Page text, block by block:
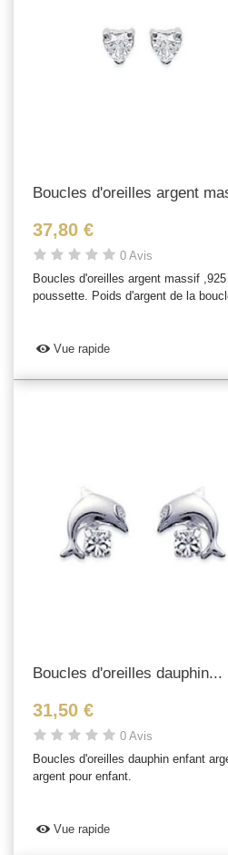
Boucles d'oreilles argent
37,80 €
0 Avis
Boucles d'oreilles argent massif
poussette. Poids d'argent de la
Vue rapide
Boucles d'oreilles dauphin...
31,50 €
0 Avis
Boucles d'oreilles dauphin enfant
argent pour enfant.
Vue rapide